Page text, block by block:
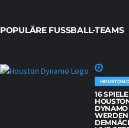
POPULÄRE FUSSBALL-TEAMS
HOUSTON
16
DYNAMO
WERDEN